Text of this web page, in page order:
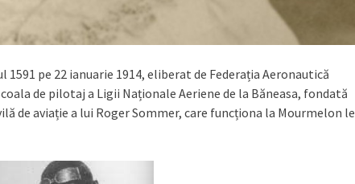
pe 22 ianuarie 1914, eliberat de Federația Aeronautică
de pilotaj a Ligii Naționale Aeriene de la Băneasa, fondată
de aviație a lui Roger Sommer, care funcționa la Mourmelon le